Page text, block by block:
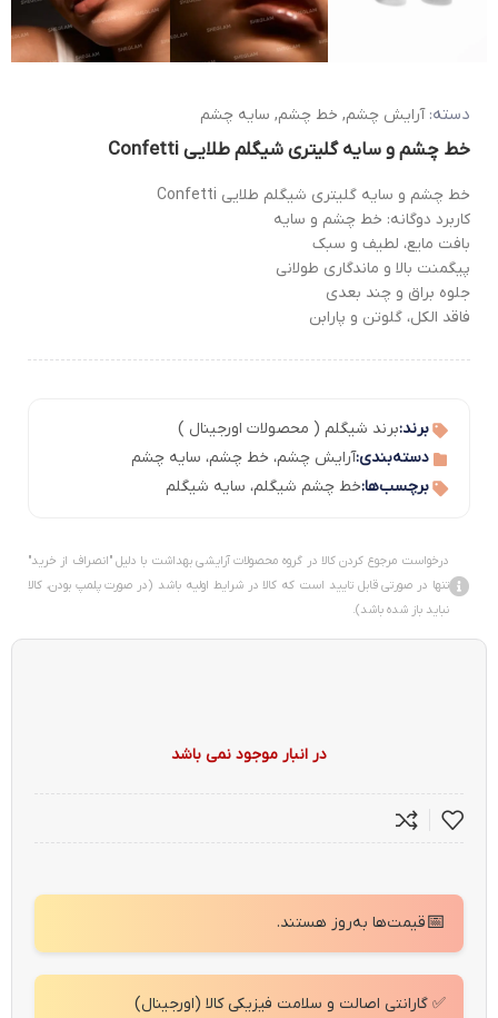
دسته: آرایش چشم, خط چشم, سایه چشم
خط چشم و سایه گلیتری شیگلم طلایی Confetti
خط چشم و سایه گلیتری شیگلم طلایی Confetti
کاربرد دوگانه: خط چشم و سایه
بافت مایع، لطیف و سبک
پیگمنت بالا و ماندگاری طولانی
جلوه براق و چند بعدی
فاقد الکل، گلوتن و پارابن
برند:برند شیگلم ( محصولات اورجینال )
دسته‌بندی:آرایش چشم، خط چشم، سایه چشم
برچسب‌ها:خط چشم شیگلم، سایه شیگلم
درخواست مرجوع کردن کالا در گروه محصولات آرایشی بهداشت با دلیل "انصراف از خرید"
تنها در صورتی قابل تایید است که کالا در شرایط اولیه باشد (در صورت پلمپ بودن، کالا
نباید باز شده باشد).
در انبار موجود نمی باشد
📅قیمت‌ها به‌روز هستند.
✅ گارانتی اصالت و سلامت فیزیکی کالا (اورجینال)